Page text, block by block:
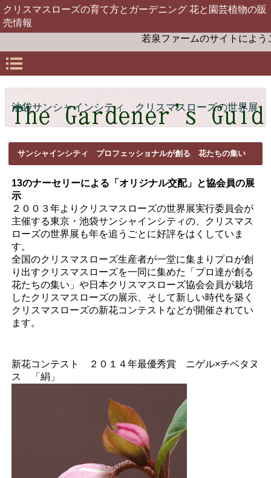
クリスマスローズの育て方とガーデニング 花と園芸植物の販
売情報
若泉ファームのサイトにようこ
池袋サンシャインシティ クリスマスローズの世界展
サンシャインシティ プロフェッショナルが創る 花たちの集い
13のナーセリーによる「オリジナル交配」と協会員の展
示
２００３年よりクリスマスローズの世界展実行委員会が
主催する東京・池袋サンシャインシティの、クリスマス
ローズの世界展も年を追うごとに好評をはくしていま
す。
全国のクリスマスローズ生産者が一堂に集まりプロが創
り出すクリスマスローズを一同に集めた「プロ達が創る
花たちの集い」や日本クリスマスローズ協会会員が栽培
したクリスマスローズの展示、そして新しい時代を築く
クリスマスローズの新花コンテストなどが開催されてい
ます。
新花コンテスト ２０１４年最優秀賞 ニゲル×チベタヌ
ス 「絹」